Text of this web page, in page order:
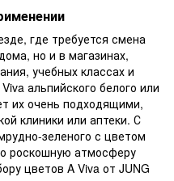
где требуется смена
но и в магазинах,
учебных классах и
альпийского белого или
их очень подходящими,
клиники или аптеки. С
зеленого с цветом
роскошную атмосферу
цветов A Viva от JUNG